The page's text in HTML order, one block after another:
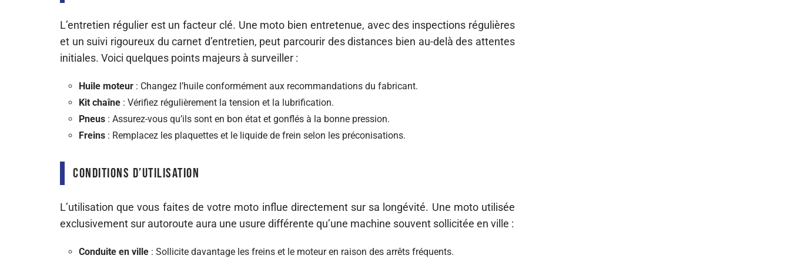
L’entretien régulier est un facteur clé. Une moto bien entretenue, avec des inspections régulières
et un suivi rigoureux du carnet d’entretien, peut parcourir des distances bien au-delà des attentes
initiales. Voici quelques points majeurs à surveiller :
Huile moteur : Changez l’huile conformément aux recommandations du fabricant.
Kit chaîne : Vérifiez régulièrement la tension et la lubrification.
Pneus : Assurez-vous qu’ils sont en bon état et gonflés à la bonne pression.
Freins : Remplacez les plaquettes et le liquide de frein selon les préconisations.
Conditions d’utilisation
L’utilisation que vous faites de votre moto influe directement sur sa longévité. Une moto utilisée
exclusivement sur autoroute aura une usure différente qu’une machine souvent sollicitée en ville :
Conduite en ville : Sollicite davantage les freins et le moteur en raison des arrêts fréquents.